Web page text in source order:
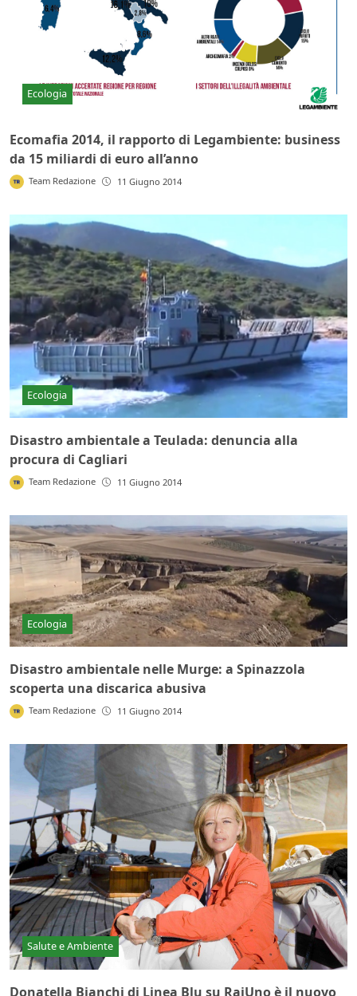
Ecologia
Ecomafia 2014, il rapporto di Legambiente: business
da 15 miliardi di euro all’anno
Team Redazione 11 Giugno 2014
Ecologia
Disastro ambientale a Teulada: denuncia alla
procura di Cagliari
Team Redazione 11 Giugno 2014
Ecologia
Disastro ambientale nelle Murge: a Spinazzola
scoperta una discarica abusiva
Team Redazione 11 Giugno 2014
Salute e Ambiente
Donatella Bianchi di Linea Blu su RaiUno è il nuovo